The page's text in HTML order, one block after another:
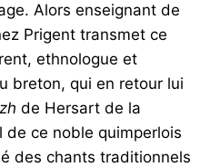
Alors enseignant de
Prigent transmet ce
ethnologue et
breton, qui en retour lui
de Hersart de la
de ce noble quimperlois
des chants traditionnels